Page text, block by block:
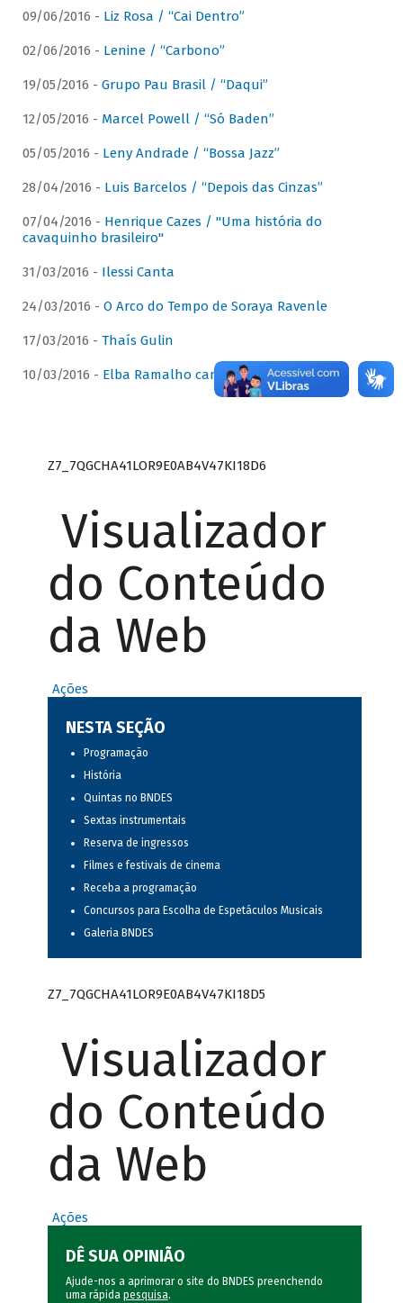
09/06/2016 - Liz Rosa / “Cai Dentro”
02/06/2016 - Lenine / “Carbono”
19/05/2016 - Grupo Pau Brasil / “Daqui”
12/05/2016 - Marcel Powell / “Só Baden”
05/05/2016 - Leny Andrade / “Bossa Jazz”
28/04/2016 - Luis Barcelos / “Depois das Cinzas”
07/04/2016 - Henrique Cazes / "Uma história do
cavaquinho brasileiro"
31/03/2016 - Ilessi Canta
24/03/2016 - O Arco do Tempo de Soraya Ravenle
17/03/2016 - Thaís Gulin
10/03/2016 - Elba Ramalho canta Dominguinhos
Z7_7QGCHA41LOR9E0AB4V47KI18D6
Visualizador
do Conteúdo
da Web
Ações
NESTA SEÇÃO
Programação
História
Quintas no BNDES
Sextas instrumentais
Reserva de ingressos
Filmes e festivais de cinema
Receba a programação
Concursos para Escolha de Espetáculos Musicais
Galeria BNDES
Z7_7QGCHA41LOR9E0AB4V47KI18D5
Visualizador
do Conteúdo
da Web
Ações
DÊ SUA OPINIÃO
Ajude-nos a aprimorar o site do BNDES preenchendo
uma rápida pesquisa.